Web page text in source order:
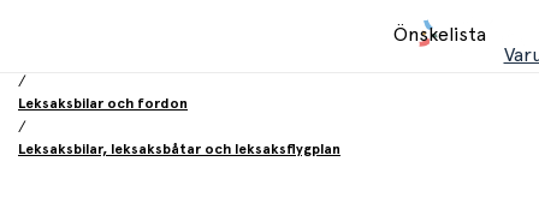
Önskelista
/
Leksaksbilar och fordon
/
Leksaksbilar, leksaksbåtar och leksaksflygplan